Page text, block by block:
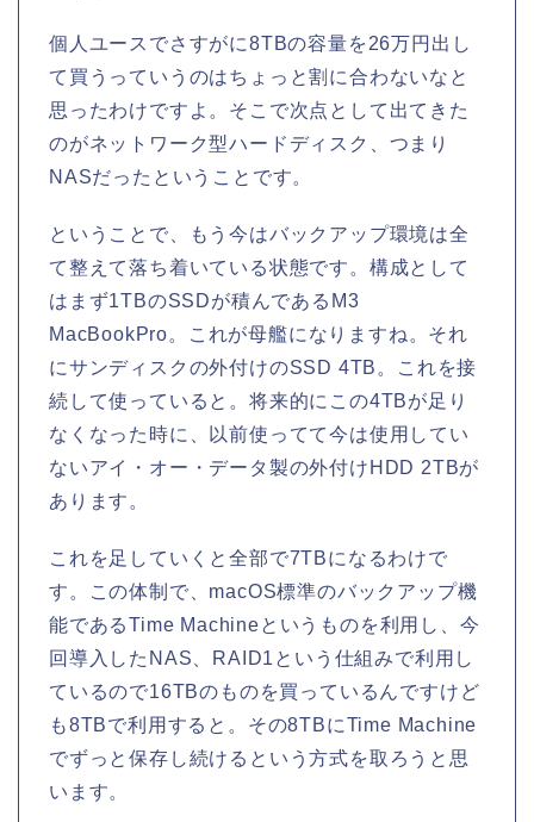
個人ユースでさすがに8TBの容量を26万円出し
て買うっていうのはちょっと割に合わないなと
思ったわけですよ。そこで次点として出てきた
のがネットワーク型ハードディスク、つまり
NASだったということです。
ということで、もう今はバックアップ環境は全
て整えて落ち着いている状態です。構成として
はまず1TBのSSDが積んであるM3
MacBookPro。これが母艦になりますね。それ
にサンディスクの外付けのSSD 4TB。これを接
続して使っていると。将来的にこの4TBが足り
なくなった時に、以前使ってて今は使用してい
ないアイ・オー・データ製の外付けHDD 2TBが
あります。
これを足していくと全部で7TBになるわけで
す。この体制で、macOS標準のバックアップ機
能であるTime Machineというものを利用し、今
回導入したNAS、RAID1という仕組みで利用し
ているので16TBのものを買っているんですけど
も8TBで利用すると。その8TBにTime Machine
でずっと保存し続けるという方式を取ろうと思
います。